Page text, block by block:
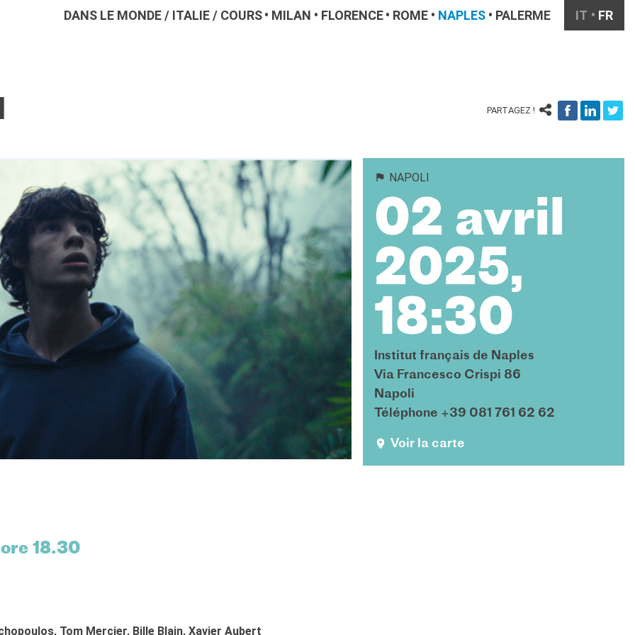
DANS LE MONDE/ ITALIE/ COURS MILAN FLORENCE ROME NAPLES PALERME IT FR
PARTAGEZ !
18.30
Tom Mercier, Bille Blain, Xavier Aubert
NAPOLI
02 avril
2025,
18:30
Institut français de Naples
Via Francesco Crispi 86
Napoli
Téléphone +39 081 761 62 62
Voir la carte